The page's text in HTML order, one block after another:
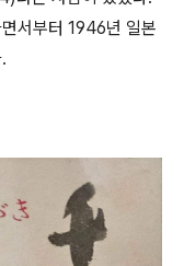
서부터 1946년 일본